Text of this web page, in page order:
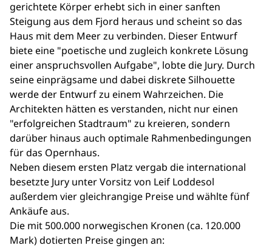
gerichtete Körper erhebt sich in einer sanften
Steigung aus dem Fjord heraus und scheint so das
Haus mit dem Meer zu verbinden. Dieser Entwurf
biete eine "poetische und zugleich konkrete Lösung
einer anspruchsvollen Aufgabe", lobte die Jury. Durch
seine einprägsame und dabei diskrete Silhouette
werde der Entwurf zu einem Wahrzeichen. Die
Architekten hätten es verstanden, nicht nur einen
"erfolgreichen Stadtraum" zu kreieren, sondern
darüber hinaus auch optimale Rahmenbedingungen
für das Opernhaus.
Neben diesem ersten Platz vergab die international
besetzte Jury unter Vorsitz von Leif Loddesol
außerdem vier gleichrangige Preise und wählte fünf
Ankäufe aus.
Die mit 500.000 norwegischen Kronen (ca. 120.000
Mark) dotierten Preise gingen an: